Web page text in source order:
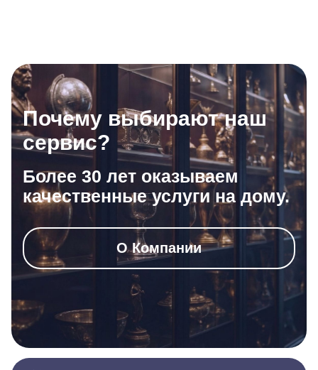
Почему выбирают наш
сервис?
Более 30 лет оказываем
качественные услуги на дому.
О Компании